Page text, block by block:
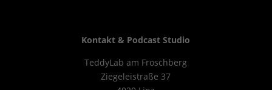
Kontakt & Podcast Studio
TeddyLab am Froschberg
Ziegeleistraße 37